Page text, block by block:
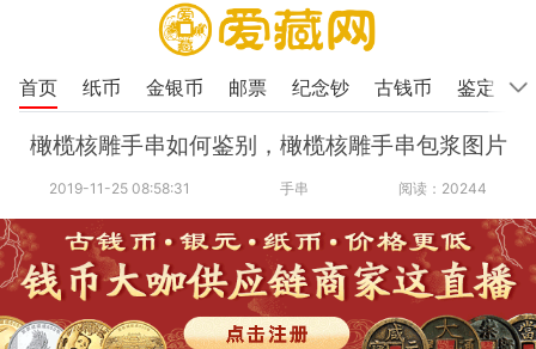
首页 纸币 金银币 邮票 纪念钞 古钱币 鉴定
橄榄核雕手串如何鉴别，橄榄核雕手串包浆图片
2019-11-25 08:58:31 手串 阅读：20244